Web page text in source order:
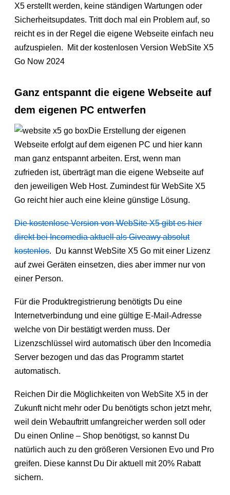
X5 erstellt werden, keine ständigen Wartungen oder
Sicherheitsupdates. Tritt doch mal ein Problem auf, so
reicht es in der Regel die eigene Webseite einfach neu
aufzuspielen. Mit der kostenlosen Version WebSite X5
Go Now 2024
Ganz entspannt die eigene Webseite auf
dem eigenen PC entwerfen
Die Erstellung der eigenen
Webseite erfolgt auf dem eigenen PC und hier kann
man ganz entspannt arbeiten. Erst, wenn man
zufrieden ist, überträgt man die eigene Webseite auf
den jeweiligen Web Host. Zumindest für WebSite X5
Go reicht hier auch eine kleine günstige Lösung.
Die kostenlose Version von WebSite X5 gibt es hier
direkt bei Incomedia aktuell als Giveawy absolut
kostenlos. Du kannst WebSite X5 Go mit einer Lizenz
auf zwei Geräten einsetzen, dies aber immer nur von
einer Person.
Für die Produktregistrierung benötigts Du eine
Internetverbindung und eine gültige E-Mail-Adresse
welche von Dir bestätigt werden muss. Der
Lizenzschlüssel wird automatisch über den Incomedia
Server bezogen und das das Programm startet
automatisch.
Reichen Dir die Möglichkeiten von WebSite X5 in der
Zukunft nicht mehr oder Du benötigts schon jetzt mehr,
weil dein Webauftritt umfangreicher werden soll oder
Du einen Online – Shop benötigst, so kannst Du
natürlich auch zu den größeren Versionen Evo und Pro
greifen. Diese kannst Du Dir aktuell mit 20% Rabatt
sichern.